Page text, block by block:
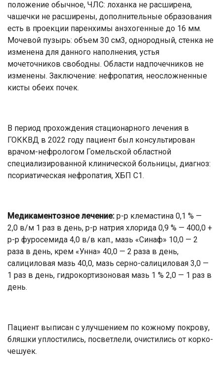
положение обычное, ЧЛС: лоханка не расширена,
чашечки не расширены, дополнительные образования
есть в проекции паренхимы анэхогенные до 16 мм.
Мочевой пузырь: объем 30 см3, однородный, стенка не
изменена для данного наполнения, устья
мочеточников свободны. Области надпочечников не
изменены. Заключение: нефропатия, неосложненные
кисты обеих почек.
В период прохождения стационарного лечения в
ГОККВД в 2022 году пациент был консультирован
врачом-нефрологом Гомельской областной
специализированной клинической больницы, диагноз:
псориатическая нефропатия, ХБП С1.
Медикаментозное лечение: р-р клемастина 0,1 % —
2,0 в/м 1 раз в день, р-р натрия хлорида 0,9 % — 400,0 +
р-р фуросемида 4,0 в/в кап., мазь «Синаф» 10,0 — 2
раза в день, крем «Унна» 40,0 — 2 раза в день,
салициловая мазь 40,0, мазь серно-салициловая 3,0 —
1 раз в день, гидрокортизоновая мазь 1 % 2,0 — 1 раз в
день.
Пациент выписан с улучшением по кожному покрову,
бляшки уплостились, посветлели, очистились от корко-
чешуек.